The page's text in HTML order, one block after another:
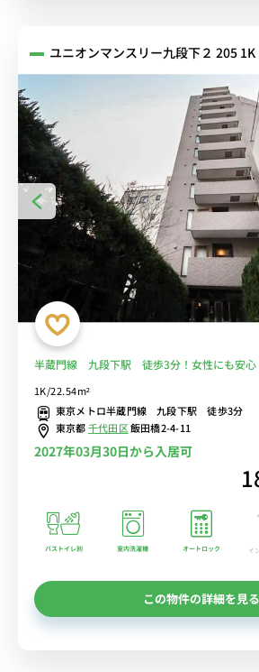
ユニオンマンスリー九段下２ 205
半蔵門線 九段下駅 徒歩3分！女性にも安心
1K/22.54m²
東京メトロ半蔵門線 九段下駅 徒歩3分
東京都千代田区飯田橋2-4-11
2027年03月30日から入居可
バストイレ別 室内洗濯機 オートロック
イ
この物件の詳細を見る